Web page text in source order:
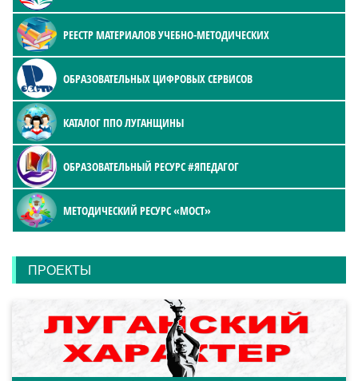
РЕЕСТР МАТЕРИАЛОВ УЧЕБНО-МЕТОДИЧЕСКИХ
ОБРАЗОВАТЕЛЬНЫХ ЦИФРОВЫХ СЕРВИСОВ
КАТАЛОГ ППО ЛУГАНЩИНЫ
ОБРАЗОВАТЕЛЬНЫЙ РЕСУРС #ЯПЕДАГОГ
МЕТОДИЧЕСКИЙ РЕСУРС «МОСТ»
ПРОЕКТЫ